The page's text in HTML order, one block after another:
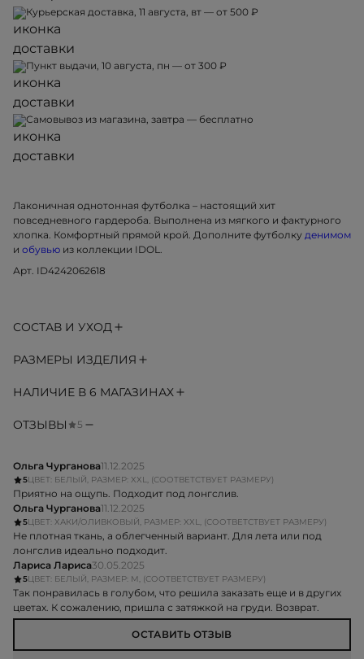
Курьерская доставка, 11 августа, вт — от 500 ₽
Пункт выдачи, 10 августа, пн — от 300 ₽
Самовывоз из магазина, завтра — бесплатно
Лаконичная однотонная футболка – настоящий хит
повседневного гардероба. Выполнена из мягкого и фактурного
хлопка. Комфортный прямой крой. Дополните футболку денимом
и обувью из коллекции IDOL.
Арт. ID4242062618
СОСТАВ И УХОД
РАЗМЕРЫ ИЗДЕЛИЯ
НАЛИЧИЕ В 6 МАГАЗИНАХ
ОТЗЫВЫ 5
Ольга Чурганова11.12.2025
5ЦВЕТ: БЕЛЫЙ, РАЗМЕР: XXL, (СООТВЕТСТВУЕТ РАЗМЕРУ)
Приятно на ощупь. Подходит под лонгслив.
Ольга Чурганова11.12.2025
5ЦВЕТ: ХАКИ/ОЛИВКОВЫЙ, РАЗМЕР: XXL, (СООТВЕТСТВУЕТ РАЗМЕРУ)
Не плотная ткань, а облегченный вариант. Для лета или под
лонгслив идеально подходит.
Лариса Лариса30.05.2025
5ЦВЕТ: БЕЛЫЙ, РАЗМЕР: M, (СООТВЕТСТВУЕТ РАЗМЕРУ)
Так понравилась в голубом, что решила заказать еще и в других
цветах. К сожалению, пришла с затяжкой на груди. Возврат.
ОСТАВИТЬ ОТЗЫВ